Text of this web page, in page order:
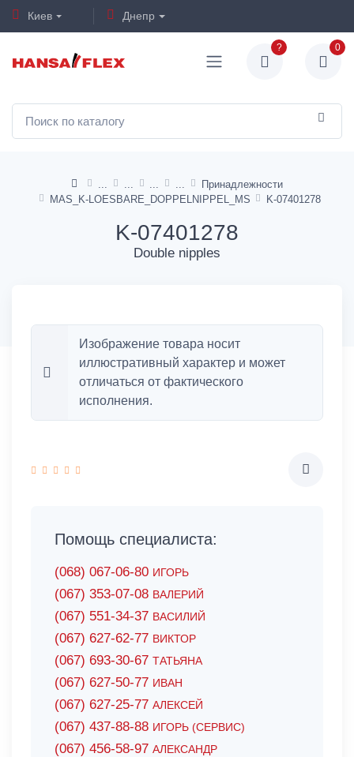
Киев Днепр
? 0
Принадлежности
MAS_K-LOESBARE_DOPPELNIPPEL_MS
K-07401278
K-07401278
Double nipples
Изображение товара носит
иллюстративный характер и может
отличаться от фактического
исполнения.
Помощь специалиста:
(068) 067-06-80 ИГОРЬ
(067) 353-07-08 ВАЛЕРИЙ
(067) 551-34-37 ВАСИЛИЙ
(067) 627-62-77 ВИКТОР
(067) 693-30-67 ТАТЬЯНА
(067) 627-50-77 ИВАН
(067) 627-25-77 АЛЕКСЕЙ
(067) 437-88-88 ИГОРЬ (СЕРВИС)
(067) 456-58-97 АЛЕКСАНДР